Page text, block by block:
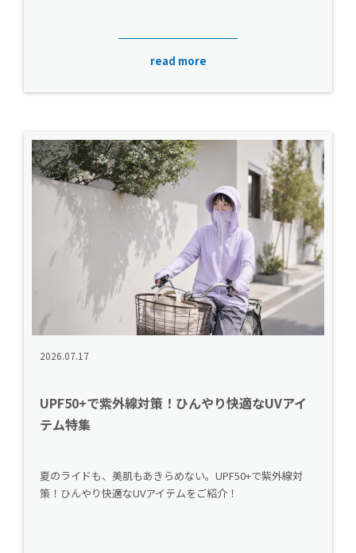
read more
2026.07.17
UPF50+で紫外線対策！ひんやり快適なUVアイ
テム特集
夏のライドも、美肌もあきらめない。UPF50+で紫外線対
策！ひんやり快適なUVアイテムをご紹介！